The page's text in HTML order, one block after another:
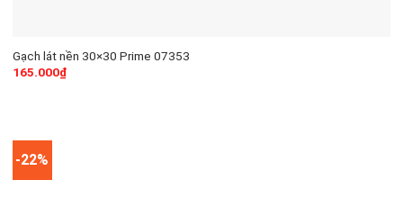
Gạch lát nền 30×30 Prime 07353
165.000₫
-22%